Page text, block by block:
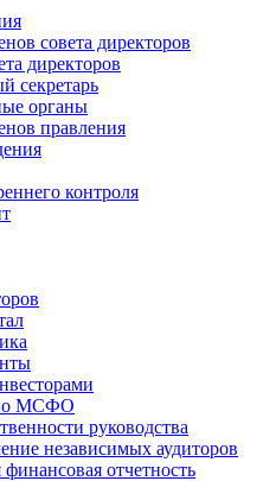
совета директоров
директоров
секретарь
органы
правления
контроля
по МСФО
руководства
независимых аудиторов
отчетность